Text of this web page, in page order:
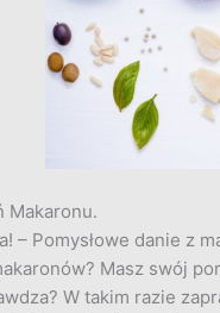
Makaronu.
– Pomysłowe danie z
Masz swój
W takim razie